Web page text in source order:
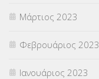
Μάρτιος 2023
Φεβρουάριος 2023
Ιανουάριος 2023